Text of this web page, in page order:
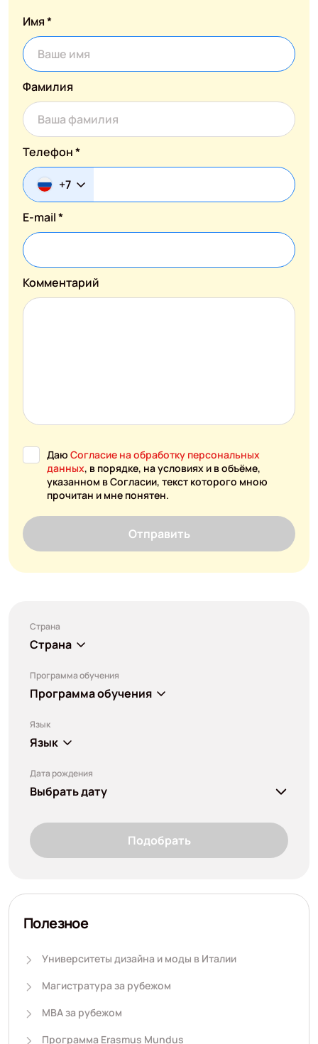
Имя *
Фамилия
Телефон *
+7
E-mail *
Комментарий
Даю Согласие на обработку персональных
данных, в порядке, на условиях и в объёме,
указанном в Согласии, текст которого мною
прочитан и мне понятен.
Отправить
Страна
Страна
Программа обучения
Программа обучения
Язык
Язык
Дата рождения
Выбрать дату
Подобрать
Полезное
Университеты дизайна и моды в Италии
Магистратура за рубежом
MBA за рубежом
Программа Erasmus Mundus